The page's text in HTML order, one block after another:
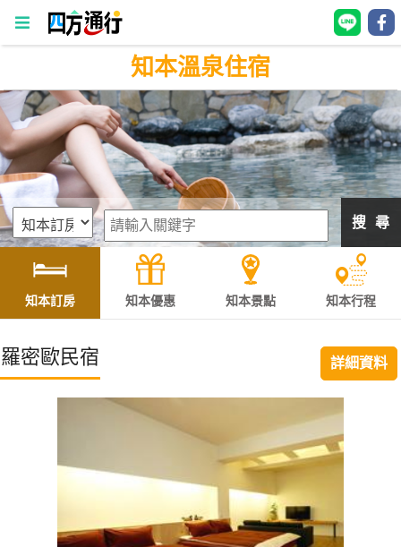
四
方
通
行
訂
房
灣
訂
房
直接跟飯店訂房HOT
知本溫泉住宿
搜 尋
知本訂房 知本優惠 知本景點 知本行程
羅密歐民宿 詳細資料